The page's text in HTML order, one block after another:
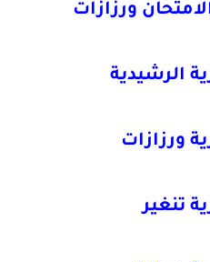
ورزازات
الرشيدية
ورزازات
تنغير